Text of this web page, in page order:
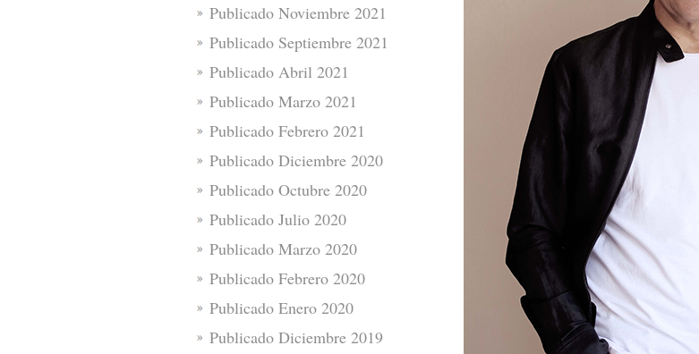
Publicado Noviembre 2021
Publicado Septiembre 2021
Publicado Abril 2021
Publicado Marzo 2021
Publicado Febrero 2021
Publicado Diciembre 2020
Publicado Octubre 2020
Publicado Julio 2020
Publicado Marzo 2020
Publicado Febrero 2020
Publicado Enero 2020
Publicado Diciembre 2019